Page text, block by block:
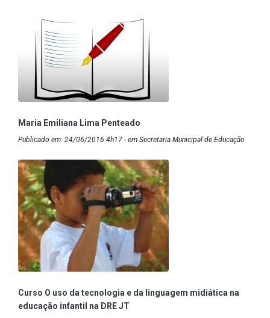
Maria Emiliana Lima Penteado
Publicado em: 24/06/2016 4h17 - em Secretaria Municipal de Educação
Curso O uso da tecnologia e da linguagem midiática na
educação infantil na DRE JT